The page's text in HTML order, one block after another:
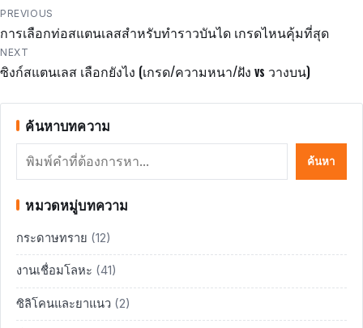
แนะแนว
เรื่อง
PREVIOUS
การเลือกท่อสแตนเลสสำหรับทำราวบันได เกรดไหนคุ้มที่สุด
NEXT
ซิงก์สแตนเลส เลือกยังไง (เกรด/ความหนา/ฝัง vs วางบน)
ค้นหาบทความ
ค้นหา ค้นหา
หมวดหมู่บทความ
กระดาษทราย (12)
งานเชื่อมโลหะ (41)
ซิลิโคนและยาแนว (2)